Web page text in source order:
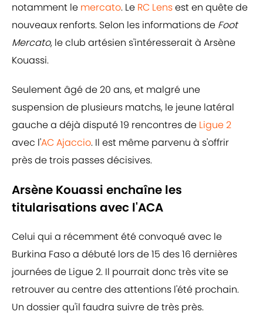
notamment le mercato. Le RC Lensest en quête de
nouveaux renforts. Selon les informations de Foot
Mercato, le club artésien s'intéresserait à Arsène
Kouassi.
Seulement âgé de 20 ans, et malgré une
suspension de plusieurs matchs, le jeune latéral
gauche a déjà disputé 19 rencontres de Ligue 2
avec l'AC Ajaccio. Il est même parvenu à s'offrir
près de trois passes décisives.
Arsène Kouassi enchaîne les
titularisations avec l'ACA
Celui qui a récemment été convoqué avec le
Burkina Faso a débuté lors de 15 des 16 dernières
journées de Ligue 2. Il pourrait donc très vite se
retrouver au centre des attentions l'été prochain.
Un dossier qu'il faudra suivre de très près.